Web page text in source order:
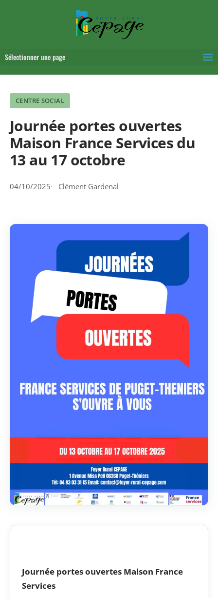
Sélectionner une page
CENTRE SOCIAL
Journée portes ouvertes
Maison France Services du
13 au 17 octobre
04/10/2025 Clément Gardenal
Journée portes ouvertes Maison France
Services